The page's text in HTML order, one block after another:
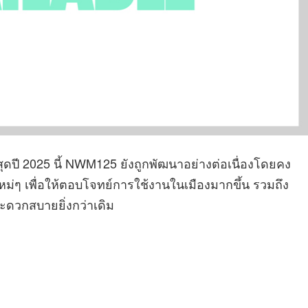
ปี 2025 นี้ NWM125 ยังถูกพัฒนาอย่างต่อเนื่องโดยคง
ๆ เพื่อให้ตอบโจทย์การใช้งานในเมืองมากขึ้น รวมถึง
วกสบายยิ่งกว่าเดิม